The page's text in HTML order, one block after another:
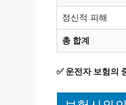
정신적 피해
총 합계
✅ 운전자 보험의